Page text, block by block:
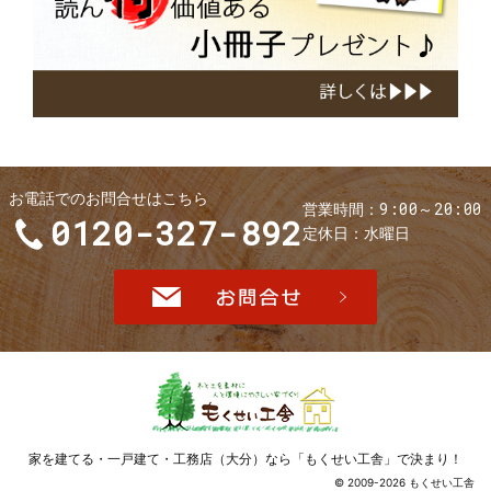
お電話でのお問合せはこちら
0120-327-892
営業時間 9:00～20:00
定休日 水曜日
お問合せ
© 2009-2026 もくせい工舎
家を建てる・ 一戸建て・工務店（大分）なら「もくせい工舎」 で決まり！